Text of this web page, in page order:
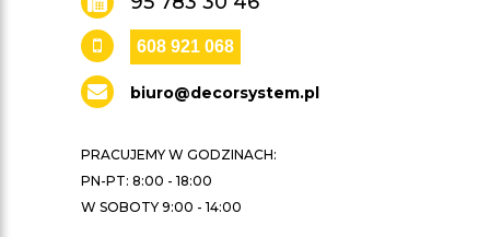
608 921 068
biuro@decorsystem.pl
PRACUJEMY W GODZINACH:
PN-PT: 8:00 - 18:00
W SOBOTY 9:00 - 14:00